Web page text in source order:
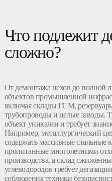
Что подлежит
сложно?
От демонтажа цехов до полной
объектов промышленной
включая склады ГСМ,
трубопроводы и целые заводы.
объект уникален и требует
Например, металлургический
содержать массивные стальные
пропитанные многолетними
производства, а склад
углеводородов требует
соблюдения техники